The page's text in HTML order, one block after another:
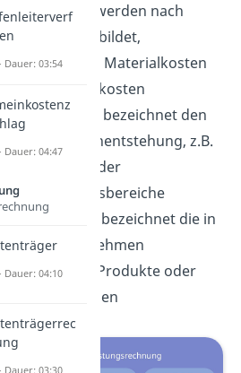
Kostenarten: werden nach
Kategorien gebildet,
beispielsweise Materialkosten
oder Personalkosten
Kostenstellen: bezeichnet den
Ort der Kostenentstehung, z.B.
Abteilungen oder
Unternehmensbereiche
Kostenträger: bezeichnet die in
einem Unternehmen
hergestellten Produkte oder
Dienstleistungen
Dauer: 03:54
Dauer: 04:47
Dauer: 04:10
Dauer: 03:30